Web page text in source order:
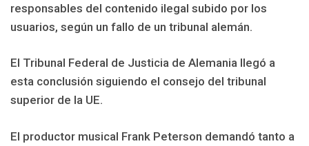
responsables del contenido ilegal subido por los
usuarios, según un fallo de un tribunal alemán.
El Tribunal Federal de Justicia de Alemania llegó a
esta conclusión siguiendo el consejo del tribunal
superior de la UE.
El productor musical Frank Peterson demandó tanto a